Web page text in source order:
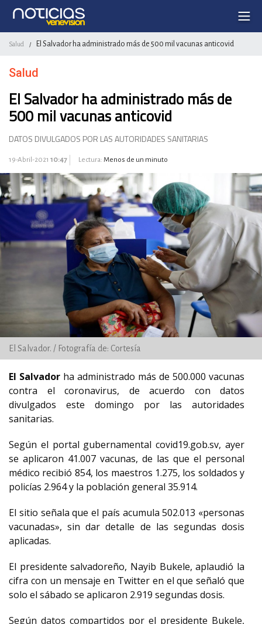
Salud / El Salvador ha administrado más de 500 mil vacunas anticovid
Salud
El Salvador ha administrado más de
500 mil vacunas anticovid
DATOS DIVULGADOS POR LAS AUTORIDADES SANITARIAS
19-Abril-2021 10:47 Lectura: Menos de un minuto
El Salvador. / Fotografía de: Cortesía
El Salvador ha administrado más de 500.000 vacunas
contra el coronavirus, de acuerdo con datos
divulgados este domingo por las autoridades
sanitarias.
Según el portal gubernamental covid19.gob.sv, ayer
se aplicaron 41.007 vacunas, de las que el personal
médico recibió 854, los maestros 1.275, los soldados y
policías 2.964 y la población general 35.914.
El sitio señala que el país acumula 502.013 «personas
vacunadas», sin dar detalle de las segundas dosis
aplicadas.
El presidente salvadoreño, Nayib Bukele, aplaudió la
cifra con un mensaje en Twitter en el que señaló que
solo el sábado se aplicaron 2.919 segundas dosis.
Según datos compartidos por el presidente Bukele,